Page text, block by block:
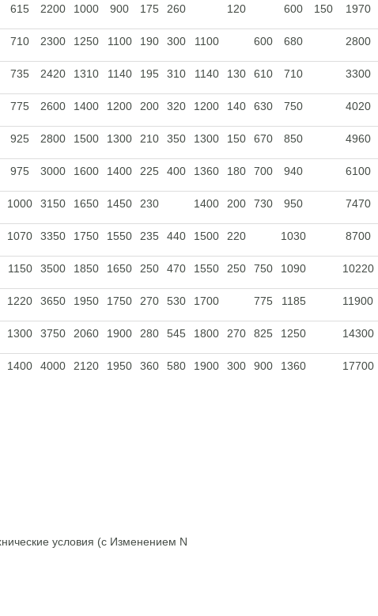
615 2200 1000 900 175 260 120 600 150 1970
710 2300 1250 1100 190 300 1100 600 680 2800
735 2420 1310 1140 195 310 1140 130 610 710 3300
775 2600 1400 1200 200 320 1200 140 630 750 4020
925 2800 1500 1300 210 350 1300 150 670 850 4960
975 3000 1600 1400 225 400 1360 180 700 940 6100
1000 3150 1650 1450 230 1400 200 730 950 7470
1070 3350 1750 1550 235 440 1500 220 1030 8700
1150 3500 1850 1650 250 470 1550 250 750 1090 10220
1220 3650 1950 1750 270 530 1700 775 1185 11900
1300 3750 2060 1900 280 545 1800 270 825 1250 14300
1400 4000 2120 1950 360 580 1900 300 900 1360 17700